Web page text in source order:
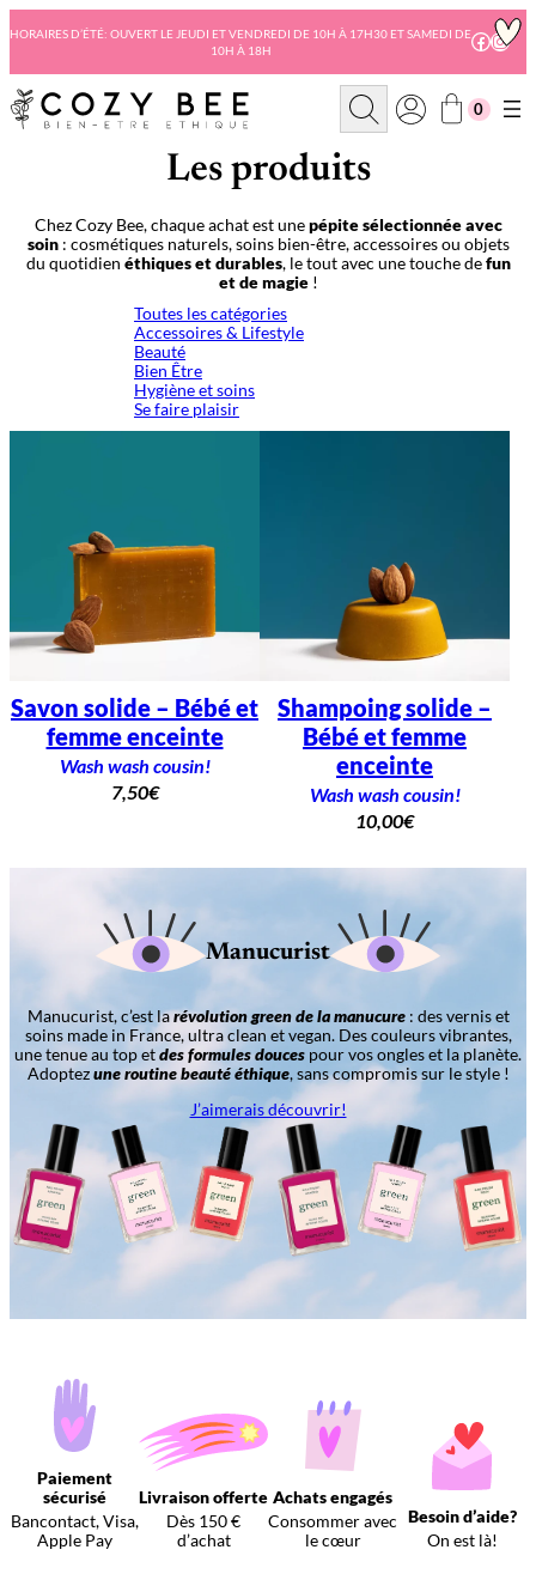
au
HORAIRES D’ÉTÉ: OUVERT LE JEUDI ET VENDREDI DE 10H À 17H30 ET SAMEDI DE
10H À 18H
R
c
h
e
h
e
0
Les produits
Chez Cozy Bee, chaque achat est unepépite sélectionnée avec
soin: cosmétiques naturels, soins bien-être, accessoires ou objets
du quotidien éthiques et durables, le tout avec une touche defun
et de magie!
Toutes les catégories
Accessoires & Lifestyle
Beauté
Bien Être
Hygiène et soins
Se faire plaisir
Savon solide – Bébé et
femme enceinte
Wash wash cousin!
7,50€
Shampoing solide –
Bébé et femme
enceinte
Wash wash cousin!
10,00€
Manucurist
Manucurist, c’est larévolution green de la manucure: des vernis et
soins made in France, ultra clean et vegan. Des couleurs vibrantes,
une tenue au top etdes formules douces pour vos ongles et la planète.
Adoptezune routine beauté éthique, sans compromis sur le style !
J’aimerais découvrir!
Paiement
sécurisé
Bancontact, Visa,
Apple Pay
Livraison offerte
Dès 150 €
d’achat
Achats engagés
Consommer avec
le cœur
Besoin d’aide?
On est là!